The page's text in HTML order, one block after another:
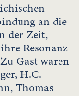
an die
der Zeit,
Resonanz
Gast waren
H.C.
Thomas